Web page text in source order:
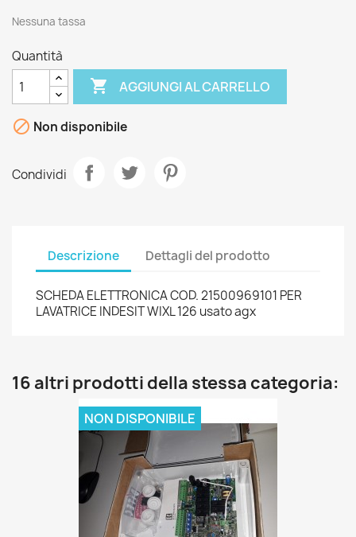
Nessuna tassa
Quantità
 AGGIUNGI AL CARRELLO
 Non disponibile
Condividi
Descrizione Dettagli del prodotto
SCHEDA ELETTRONICA COD. 21500969101 PER
LAVATRICE INDESIT WIXL 126 usato agx
16 altri prodotti della stessa categoria:
NON DISPONIBILE